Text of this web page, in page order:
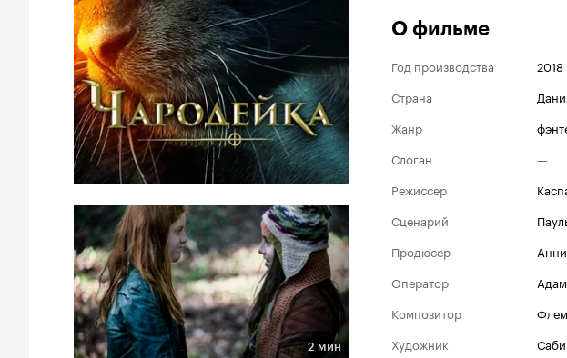
2 мин
О фильме
Год производства
2018
Страна
Жанр
Слоган
—
Режиссер
Сценарий
Продюсер
Оператор
Композитор
Художник